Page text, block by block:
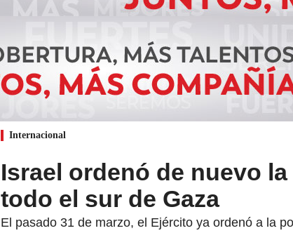
Internacional
Israel ordenó de nuevo
todo el sur de Gaza
El pasado 31 de marzo, el Ejército ya ordenó a la